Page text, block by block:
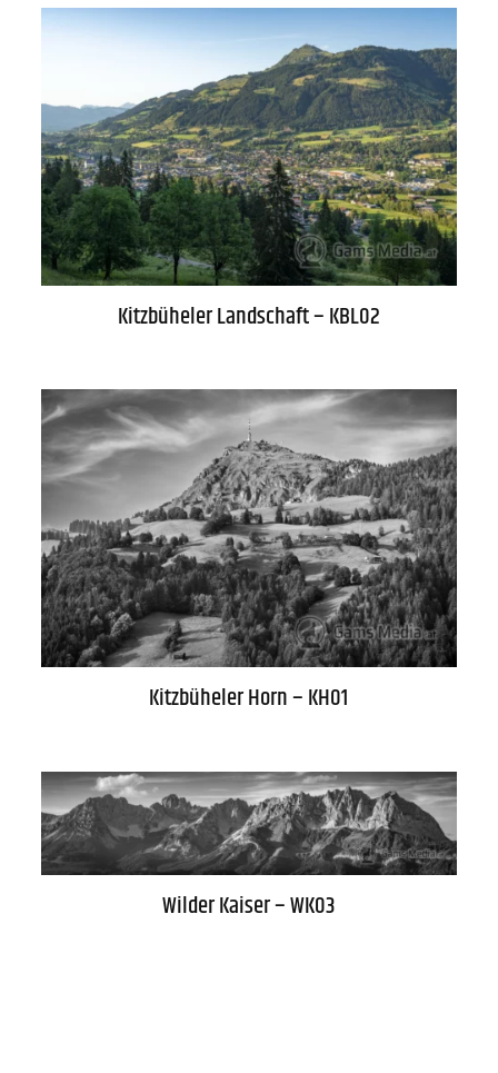
Kitzbüheler Landschaft – KBL02
Kitzbüheler Horn – KH01
Wilder Kaiser – WK03